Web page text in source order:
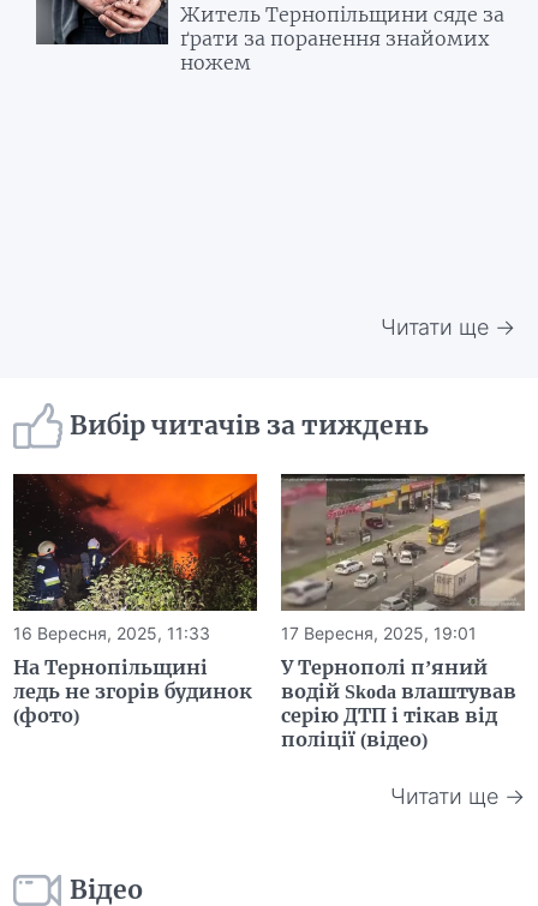
Житель Тернопільщини сяде за
ґрати за поранення знайомих
ножем
Читати ще →
Вибір читачів за тиждень
16 Вересня, 2025, 11:33
На Тернопільщині
ледь не згорів будинок
(фото)
17 Вересня, 2025, 19:01
У Тернополі п’яний
водій Skoda влаштував
серію ДТП і тікав від
поліції (відео)
Читати ще →
Відео